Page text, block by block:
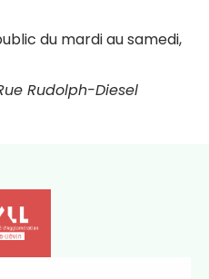
du mardi au samedi,
Rudolph-Diesel